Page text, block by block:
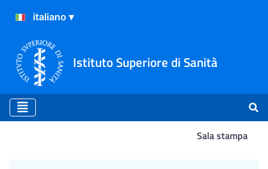
Istituto Superiore di Sanità
Sala stampa